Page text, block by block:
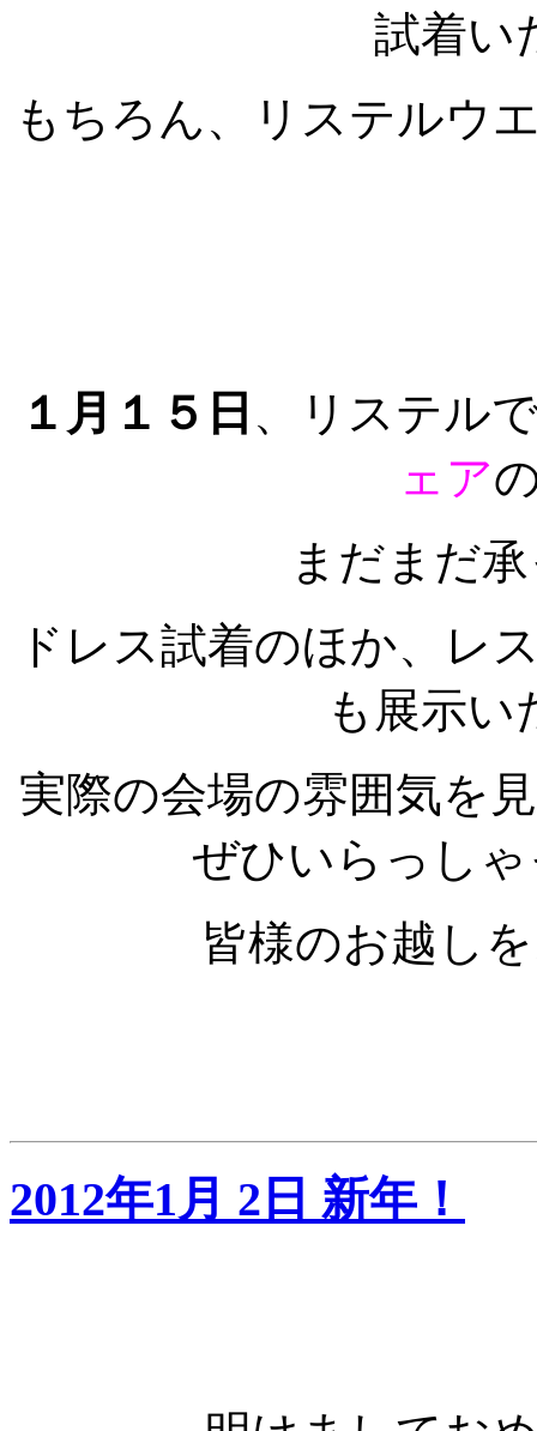
試着い
もちろん、リステルウ
１月１５日 、リステル
ェア
まだまだ
ドレス試着のほか、レ
も展示い
実際の会場の雰囲気を
ぜひいらっし
皆様のお越し
2012年1月 2日 新年！